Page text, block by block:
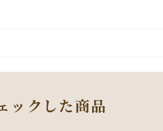
ックした商品